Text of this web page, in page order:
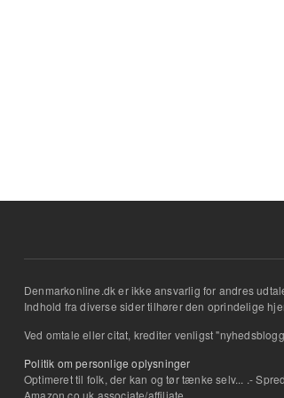
Denmarkonline.dk er ikke ansvarlig for andres
Indhold fra diverse sider tilhører den oprindelige
Ved omtale eller citat, krediter venligst
Politik om personlige oplysninger
Optimeret til folk, der kan og tør tænke selv... .-